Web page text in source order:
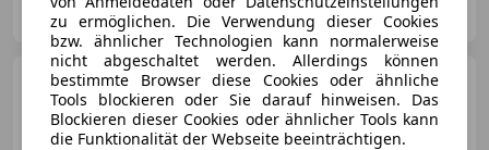
AT-8280 Fürstenfeld
Opel Astra1.6 Plug-in-Hybrid
Aut LED NAVI R-CAM
zu ermöglichen. Die Verwendung dieser Cookies
bzw. ähnlicher Technologien kann normalerweise
nicht abgeschaltet werden. Allerdings können
bestimmte Browser diese Cookies oder ähnliche
Tools blockieren oder Sie darauf hinweisen. Das
Blockieren dieser Cookies oder ähnlicher Tools kann
die Funktionalität der Webseite beeinträchtigen.